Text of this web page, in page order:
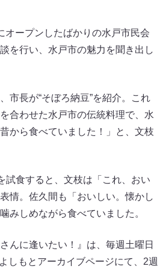
オープンしたばかりの水戸市民会
を行い、水戸市の魅力を聞き出し
市長が“そぼろ納豆”を紹介。これ
合わせた水戸市の伝統料理で、水
から食べていました！」と、文枝
試食すると、文枝は「これ、おい
情。佐久間も「おいしい。懐かし
みしめながら食べていました。
んに逢いたい！』は、毎週土曜日
しもとアーカイブページにて、2週